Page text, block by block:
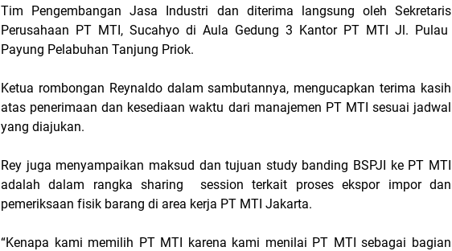
Tim Pengembangan Jasa Industri dan diterima langsung oleh Sekretaris
Perusahaan PT MTI, Sucahyo di Aula Gedung 3 Kantor PT MTI Jl. Pulau
Payung Pelabuhan Tanjung Priok.
Ketua rombongan Reynaldo dalam sambutannya, mengucapkan terima kasih
atas penerimaan dan kesediaan waktu dari manajemen PT MTI sesuai jadwal
yang diajukan.
Rey juga menyampaikan maksud dan tujuan study banding BSPJI ke PT MTI
adalah dalam rangka sharing
session terkait proses ekspor impor dan
pemeriksaan fisik barang di area kerja PT MTI Jakarta.
“Kenapa kami memilih PT MTI karena kami menilai PT MTI sebagai bagian